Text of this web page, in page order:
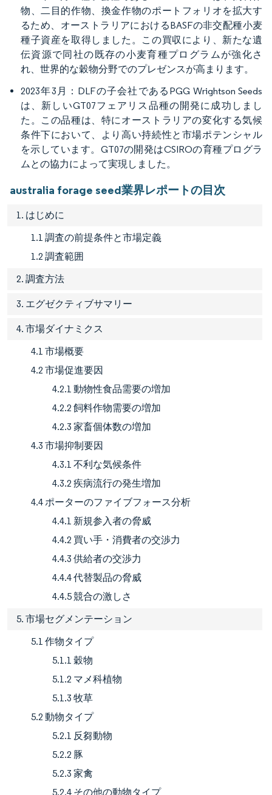
物、二目的作物、換金作物のポートフォリオを拡大す
るため、オーストラリアにおけるBASFの非交配種小麦
種子資産を取得しました。この買収により、新たな遺
伝資源で同社の既存の小麦育種プログラムが強化さ
れ、世界的な穀物分野でのプレゼンスが高まります。
2023年3月：DLFの子会社であるPGG Wrightson Seeds
は、新しいGT07フェアリス品種の開発に成功しまし
た。この品種は、特にオーストラリアの変化する気候
条件下において、より高い持続性と市場ポテンシャル
を示しています。GT07の開発はCSIROの育種プログラ
ムとの協力によって実現しました。
australia forage seed業界レポートの目次
1. はじめに
1.1 調査の前提条件と市場定義
1.2 調査範囲
2. 調査方法
3. エグゼクティブサマリー
4. 市場ダイナミクス
4.1 市場概要
4.2 市場促進要因
4.2.1 動物性食品需要の増加
4.2.2 飼料作物需要の増加
4.2.3 家畜個体数の増加
4.3 市場抑制要因
4.3.1 不利な気候条件
4.3.2 疾病流行の発生増加
4.4 ポーターのファイブフォース分析
4.4.1 新規参入者の脅威
4.4.2 買い手・消費者の交渉力
4.4.3 供給者の交渉力
4.4.4 代替製品の脅威
4.4.5 競合の激しさ
5. 市場セグメンテーション
5.1 作物タイプ
5.1.1 穀物
5.1.2 マメ科植物
5.1.3 牧草
5.2 動物タイプ
5.2.1 反芻動物
5.2.2 豚
5.2.3 家禽
5.2.4 その他の動物タイプ